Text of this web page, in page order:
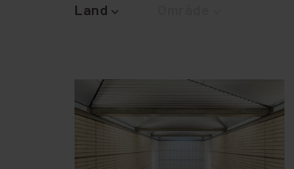
Land